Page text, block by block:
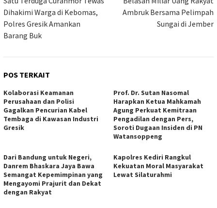
pos
Dihakimi Warga di Kebomas,
Polres Gresik Amankan
Barang Buk
Ambruk Bersama Pelimpah
Sungai di Jember
POS TERKAIT
Kolaborasi Keamanan
Perusahaan dan Polisi
Gagalkan Pencurian Kabel
Tembaga di Kawasan Industri
Gresik
Prof. Dr. Sutan Nasomal
Harapkan Ketua Mahkamah
Agung Perkuat Kemitraan
Pengadilan dengan Pers,
Soroti Dugaan Insiden di PN
Watansoppeng
Dari Bandung untuk Negeri,
Danrem Bhaskara Jaya Bawa
Semangat Kepemimpinan yang
Mengayomi Prajurit dan Dekat
dengan Rakyat
Kapolres Kediri Rangkul
Kekuatan Moral Masyarakat
Lewat Silaturahmi